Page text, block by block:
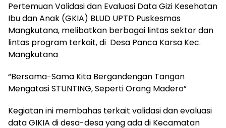
Pertemuan Validasi dan Evaluasi Data Gizi Kesehatan
Ibu dan Anak (GKIA) BLUD UPTD Puskesmas
Mangkutana, melibatkan berbagai lintas sektor dan
lintas program terkait, di Desa Panca Karsa Kec.
Mangkutana
“Bersama-Sama Kita Bergandengan Tangan
Mengatasi STUNTING, Seperti Orang Madero”
Kegiatan ini membahas terkait validasi dan evaluasi
data GIKIA di desa-desa yang ada di Kecamatan